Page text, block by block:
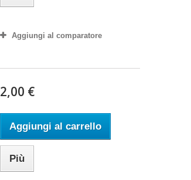
Aggiungi al comparatore
2,00 €
Aggiungi al carrello
Più